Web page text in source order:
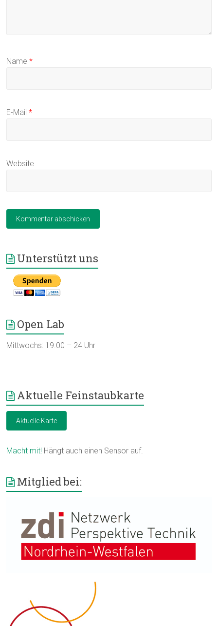
Name*
E-Mail*
Website
Unterstützt uns
Open Lab
Mittwochs: 19.00 – 24 Uhr
Aktuelle Feinstaubkarte
Aktuelle Karte
Macht mit! Hängt auch einen Sensor auf.
Mitglied bei: